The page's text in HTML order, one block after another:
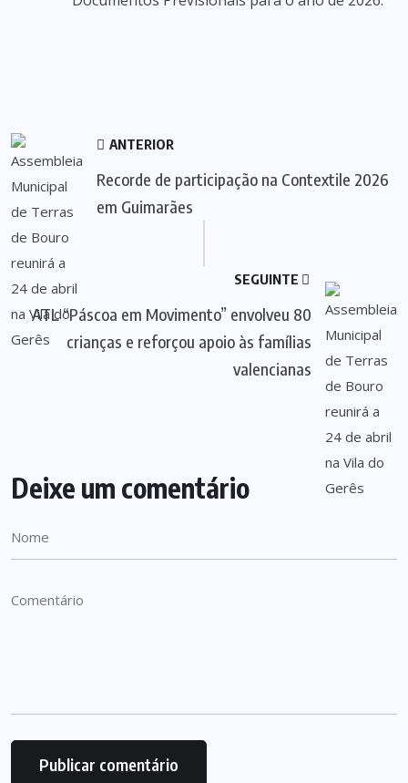
ANTERIOR
Recorde de participação na Contextile 2026
em Guimarães
SEGUINTE
ATL “Páscoa em Movimento” envolveu 80
crianças e reforçou apoio às famílias
valencianas
Deixe um comentário